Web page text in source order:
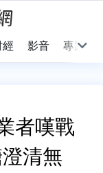
經 影音 專題
者嘆戰
清無